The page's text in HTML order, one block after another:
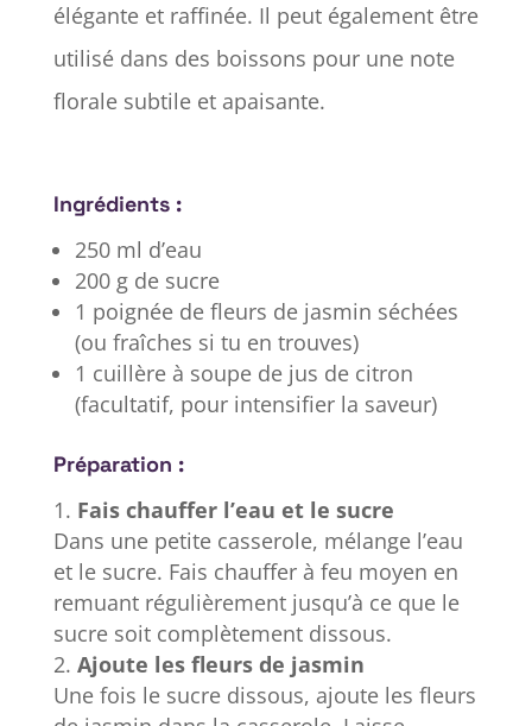
élégante et raffinée. Il peut également être
utilisé dans des boissons pour une note
florale subtile et apaisante.
Ingrédients :
250 ml d’eau
200 g de sucre
1 poignée de fleurs de jasmin séchées
(ou fraîches si tu en trouves)
1 cuillère à soupe de jus de citron
(facultatif, pour intensifier la saveur)
Préparation :
Fais chauffer l’eau et le sucre
Dans une petite casserole, mélange l’eau
et le sucre. Fais chauffer à feu moyen en
remuant régulièrement jusqu’à ce que le
sucre soit complètement dissous.
Ajoute les fleurs de jasmin
Une fois le sucre dissous, ajoute les fleurs